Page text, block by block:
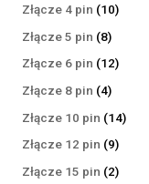
Złącze 4 pin 1010
Złącze 5 pin 88
Złącze 6 pin 1212
Złącze 8 pin 44
Złącze 10 pin 1414
Złącze 12 pin 99
Złącze 15 pin 22